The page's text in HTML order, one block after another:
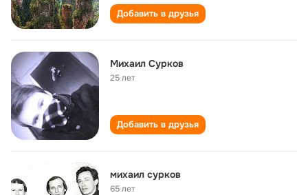
Добавить в друзья
Михаил Сурков
25 лет
Добавить в друзья
михаил сурков
65 лет